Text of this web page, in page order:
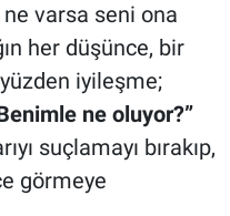
ne varsa seni ona
her düşünce, bir
iyileşme;
ne oluyor?”
suçlamayı bırakıp,
görmeye